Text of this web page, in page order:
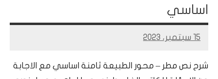
اساسي
15 سبتمبر، 2023
Mohamed
شرح نص مطر – محور الطبيعة ثامنة اساسي مع الاجابة